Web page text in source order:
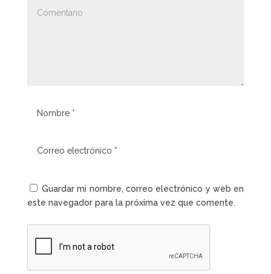
Guardar mi nombre, correo electrónico y web en
este navegador para la próxima vez que comente.